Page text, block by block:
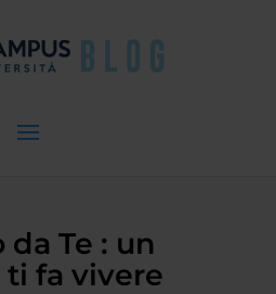
Te : un
fa vivere